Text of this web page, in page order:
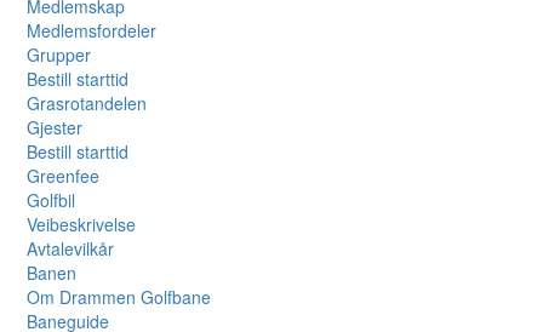
Medlemskap
Medlemsfordeler
Grupper
Bestill starttid
Grasrotandelen
Gjester
Bestill starttid
Greenfee
Golfbil
Veibeskrivelse
Avtalevilkår
Banen
Om Drammen Golfbane
Baneguide